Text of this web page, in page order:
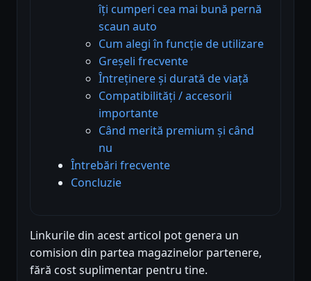
îți cumperi cea mai bună pernă
scaun auto
Cum alegi în funcție de utilizare
Greșeli frecvente
Întreținere și durată de viață
Compatibilități / accesorii
importante
Când merită premium și când
nu
Întrebări frecvente
Concluzie
Linkurile din acest articol pot genera un
comision din partea magazinelor partenere,
fără cost suplimentar pentru tine.